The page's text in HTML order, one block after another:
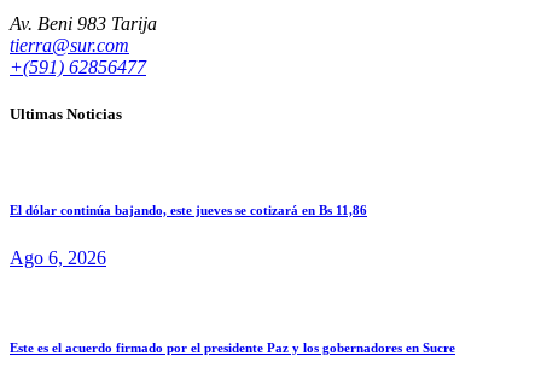
Av. Beni 983 Tarija
tierra@sur.com
+(591) 62856477
Ultimas Noticias
El dólar continúa bajando, este jueves se cotizará en Bs 11,86
Ago 6, 2026
Este es el acuerdo firmado por el presidente Paz y los gobernadores en Sucre